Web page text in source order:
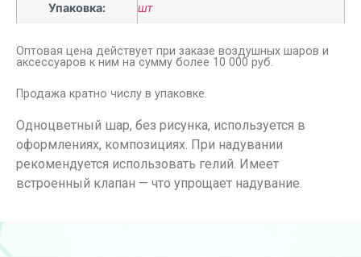
Упаковка: шт
Оптовая цена действует при заказе воздушных шаров и
аксессуаров к ним на сумму более 10 000 руб.
Продажа кратно числу в упаковке.
Одноцветный шар, без рисунка, используется в
оформлениях, композициях. При надувании
рекомендуется использовать гелий. Имеет
встроенный клапан — что упрощает надувание.